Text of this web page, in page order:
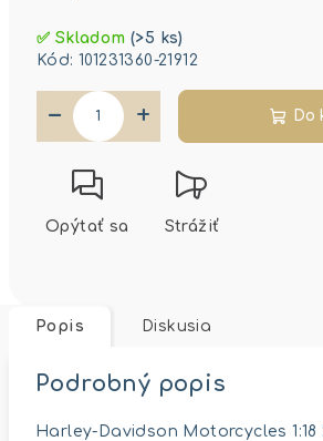
cena:
✅ Skladom(>5 ks)
Kód: 101231360-21912
+
− Do
Opýtať sa Strážiť
Popis Diskusia
Podrobný popis
Harley-Davidson Motorcycles 1:18